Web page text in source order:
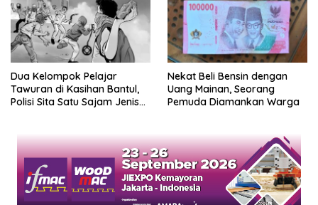
Dua Kelompok Pelajar
Tawuran di Kasihan Bantul,
Polisi Sita Satu Sajam Jenis
Nekat Beli Bensin dengan
Uang Mainan, Seorang
Pemuda Diamankan Warga